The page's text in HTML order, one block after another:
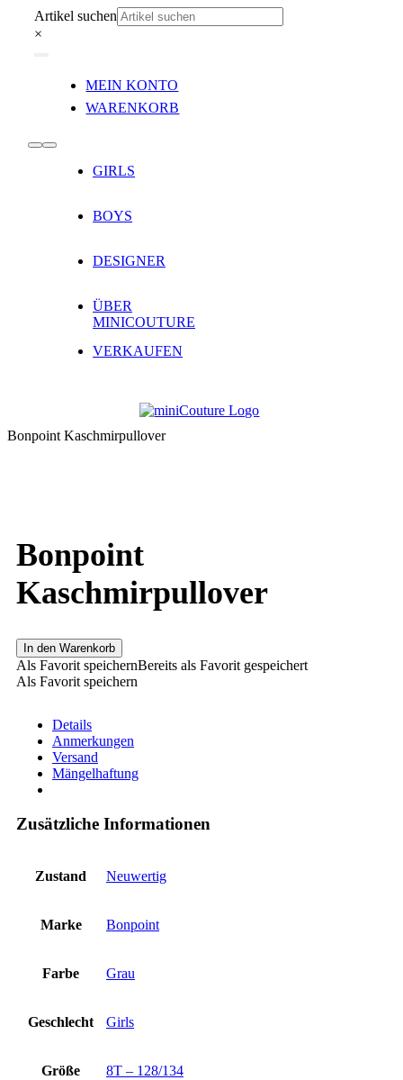
Inhalt
Artikel suchen
×
Navigation
MEIN KONTO
WARENKORB
Toggle
Navigation
GIRLS
BOYS
DESIGNER
ÜBER
MINICOUTURE
VERKAUFEN
Bonpoint Kaschmirpullover
Bonpoint
Kaschmirpullover
In den Warenkorb
Als Favorit speichernBereits als Favorit gespeichert
Als Favorit speichern
Details
Anmerkungen
Versand
Mängelhaftung
Zusätzliche Informationen
Zustand Neuwertig
Marke Bonpoint
Farbe Grau
Geschlecht Girls
Größe 8T – 128/134